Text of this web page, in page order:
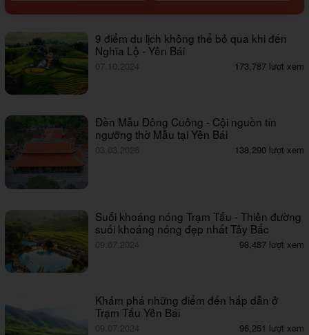
9 điểm du lịch không thể bỏ qua khi đến
Nghĩa Lộ - Yên Bái
07.10.2024 173,787 lượt xem
Đền Mẫu Đông Cuông - Cội nguồn tín
ngưỡng thờ Mẫu tại Yên Bái
03.03.2026 138,290 lượt xem
Suối khoáng nóng Trạm Tấu - Thiên đường
suối khoáng nóng đẹp nhất Tây Bắc
09.07.2024 98,487 lượt xem
Khám phá những điểm đến hấp dẫn ở
Trạm Tấu Yên Bái
09.07.2024 96,251 lượt xem